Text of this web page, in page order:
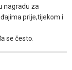
nagradu za
prije,tijekom i
se često.